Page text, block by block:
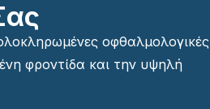
οφθαλμολογικές
φροντίδα και την υψηλή